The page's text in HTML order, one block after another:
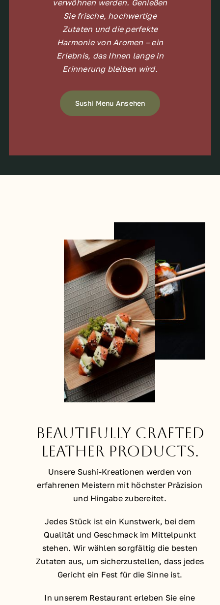
verwöhnen werden. Genießen
Sie frische, hochwertige
Zutaten und die perfekte
Harmonie von Aromen – ein
Erlebnis, das Ihnen lange in
Erinnerung bleiben wird.
Sushi Menu Ansehen
Beautifully crafted
leather products.
Unsere Sushi-Kreationen werden von
erfahrenen Meistern mit höchster Präzision
und Hingabe zubereitet.
Jedes Stück ist ein Kunstwerk, bei dem
Qualität und Geschmack im Mittelpunkt
stehen. Wir wählen sorgfältig die besten
Zutaten aus, um sicherzustellen, dass jedes
Gericht ein Fest für die Sinne ist.
In unserem Restaurant erleben Sie eine